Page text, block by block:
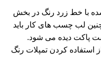
با خط زرد رنگ در بخش
لب چسب های کار باید
پاکت دیده می شود.
استفاده کردن تمپلات رنگ